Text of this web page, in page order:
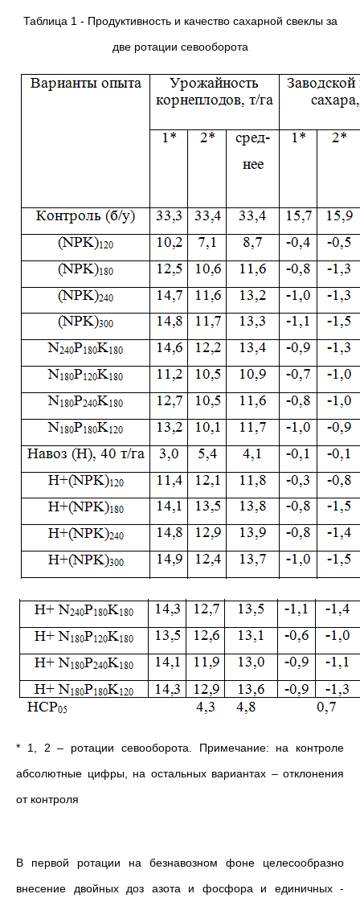
Таблица 1 - Продуктивность и качество сахарной свеклы за
две ротации севооборота
* 1, 2 – ротации севооборота. Примечание: на контроле
абсолютные цифры, на остальных вариантах – отклонения
от контроля
В первой ротации на безнавозном фоне целесообразно
внесение двойных доз азота и фосфора и единичных -